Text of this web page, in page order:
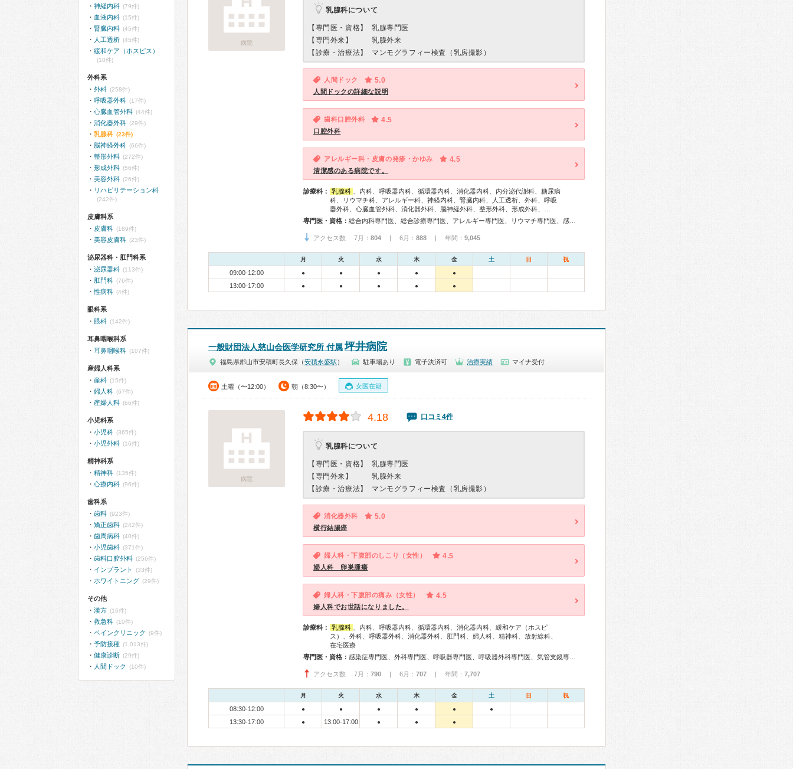
病院
乳腺科について
【専門医・資格】
乳腺専門医
【専門外来】
乳腺外来
【診療・治療法】
マンモグラフィー検査（乳房撮影）
人間ドック 5.0
人間ドックの詳細な説明
歯科口腔外科 4.5
口腔外科
アレルギー科・皮膚の発疹・かゆみ 4.5
清潔感のある病院です。
診療科： 乳腺科
、内科、呼吸器内科、循環器内科、消化器内科、内分泌代謝科、糖尿病
科、リウマチ科、アレルギー科、神経内科、腎臓内科、人工透析、外科、呼吸
器外科、心臓血管外科、消化器外科、脳神経外科、整形外科、形成外科、…
専門医・資格：
アクセス数 7月： 804 | 6月： 888 | 年間： 9,045
月 火 水 木 金 土 日 祝
09:00-12:00 ● ● ● ● ●
13:00-17:00 ● ● ● ● ●
一般財団法人慈山会医学研究所 付属坪井病院
福島県郡山市安積町長久保（安積永盛駅 ） 駐車場あり 電子決済可 治療実績 マイナ受付
土曜（〜12:00） 朝（8:30〜） 女医在籍
病院
4.18 口コミ4件
乳腺科について
【専門医・資格】
乳腺専門医
【専門外来】
乳腺外来
【診療・治療法】
マンモグラフィー検査（乳房撮影）
消化器外科 5.0
横行結腸癌
婦人科・下腹部のしこり（女性） 4.5
婦人科 卵巣腫瘍
婦人科・下腹部の痛み（女性） 4.5
婦人科でお世話になりました。
診療科： 乳腺科
、内科、呼吸器内科、循環器内科、消化器内科、緩和ケア（ホスピ
ス）、外科、呼吸器外科、消化器外科、肛門科、婦人科、精神科、放射線科、
在宅医療
専門医・資格：
アクセス数 7月： 790 | 6月： 707 | 年間： 7,707
月 火 水 木 金 土 日 祝
08:30-12:00 ● ● ● ● ● ●
13:30-17:00 ● 13:00-17:00 ● ● ●
神経内科 (79件)
血液内科 (15件)
腎臓内科 (45件)
人工透析 (45件)
緩和ケア（ホスピス）
(10件)
外科系
外科 (258件)
呼吸器外科 (17件)
心臓血管外科 (44件)
消化器外科 (29件)
乳腺科 (23件)
脳神経外科 (66件)
整形外科 (272件)
形成外科 (56件)
美容外科 (26件)
リハビリテーション科
(242件)
皮膚科系
皮膚科 (189件)
美容皮膚科 (23件)
泌尿器科・肛門科系
泌尿器科 (113件)
肛門科 (76件)
性病科 (4件)
眼科系
眼科 (142件)
耳鼻咽喉科系
耳鼻咽喉科 (107件)
産婦人科系
産科 (15件)
婦人科 (67件)
産婦人科 (66件)
小児科系
小児科 (365件)
小児外科 (16件)
精神科系
精神科 (135件)
心療内科 (96件)
歯科系
歯科 (923件)
矯正歯科 (242件)
歯周病科 (40件)
小児歯科 (371件)
歯科口腔外科 (256件)
インプラント (33件)
ホワイトニング (29件)
その他
漢方 (16件)
救急科 (10件)
ペインクリニック (9件)
予防接種 (1,013件)
健康診断 (29件)
人間ドック (10件)